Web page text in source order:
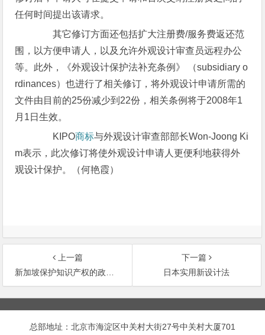
任何时间提出该请求。
其它修订方面还包括扩大注册费/服务费返还范
围，以方便申请人，以及允许外观设计审查员远程办公
等。此外，《外观设计保护法补充条例》 （subsidiary o
rdinances）也进行了相关修订，将外观设计申请所需的
文件由目前的25份减少到22份，相关条例将于2008年1
月1日生效。
KIPO商标与外观设计审查部部长Won-Joong Ki
m表示，此次修订将使外观设计申请人更便利地获得外
观设计保护。（何艳霞）
上一篇
新加坡保护知识产权的政策措施
下一篇
日本实用新设计法
文
章
总部地址：北京市海淀区中关村大街27号中关村大厦701